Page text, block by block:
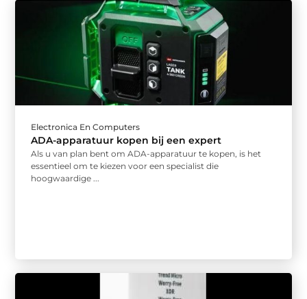
Electronica En Computers
ADA-apparatuur kopen bij een expert
Als u van plan bent om ADA-apparatuur te kopen, is het
essentieel om te kiezen voor een specialist die
hoogwaardige ...